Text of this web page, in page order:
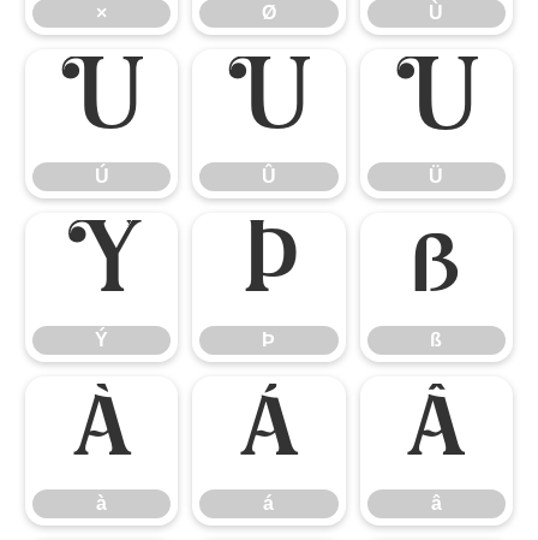
× Ø Ù
Ú
Ú
Û
Û
Ü
Ü
Ý
Ý
Þ
Þ
ß
ß
à
à
á
á
â
â